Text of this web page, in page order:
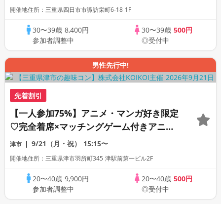
開催地住所：三重県四日市市諏訪栄町6-18 1F
30〜39歳 8,400円
参加者調整中
30〜39歳 500円
◎受付中
男性先行中!
先着割引
【一人参加75%】アニメ・マンガ好き限定
♡完全着席×マッチングゲーム付きアニメ
コン
津市 9/21（月・祝） 15:15〜
開催地住所：三重県津市羽所町345 津駅前第一ビル2F
20〜40歳 9,900円
参加者調整中
20〜40歳 500円
◎受付中